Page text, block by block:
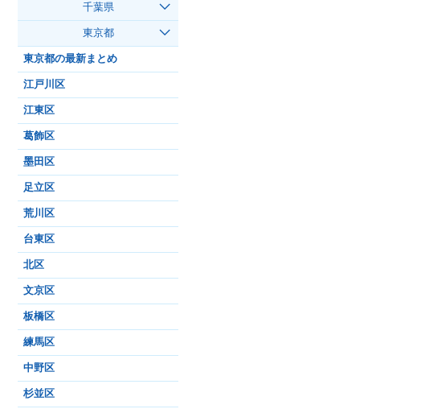
千葉県
東京都
東京都の最新まとめ
江戸川区
江東区
葛飾区
墨田区
足立区
荒川区
台東区
北区
文京区
板橋区
練馬区
中野区
杉並区